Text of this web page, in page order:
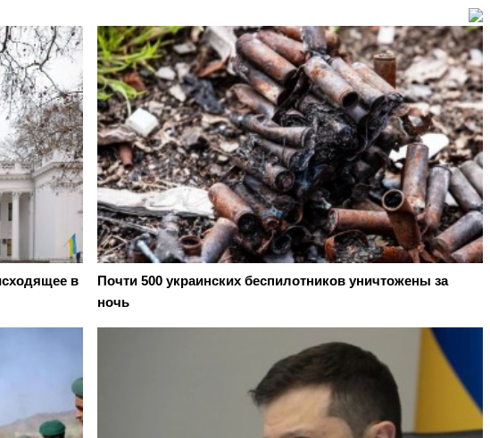
в
Почти 500 украинских беспилотников уничтожены за
ночь